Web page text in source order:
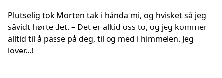
Plutselig tok Morten tak i hånda mi, og hvisket så jeg
såvidt hørte det. – Det er alltid oss to, og jeg kommer
alltid til å passe på deg, til og med i himmelen. Jeg
lover...!